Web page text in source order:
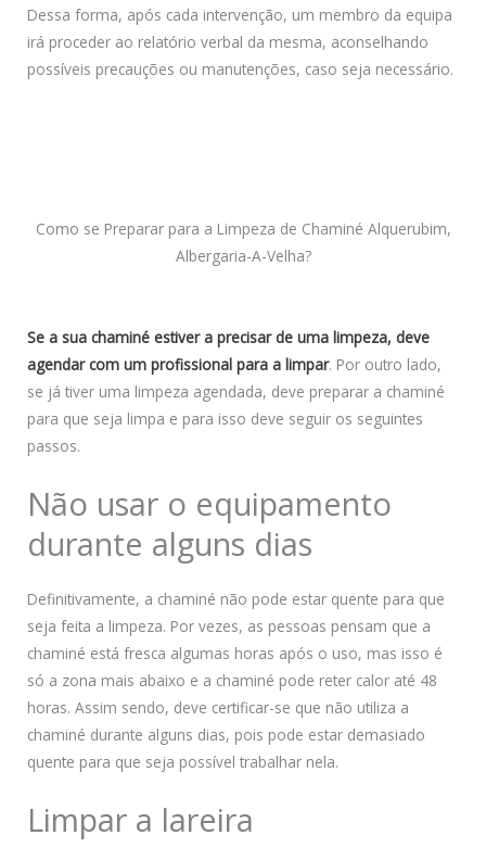
Dessa forma, após cada intervenção, um membro da equipa
irá proceder ao relatório verbal da mesma, aconselhando
possíveis precauções ou manutenções, caso seja necessário.
Como se Preparar para a Limpeza de Chaminé Alquerubim,
Albergaria-A-Velha?
Se a sua chaminé estiver a precisar de uma limpeza, deve
agendar com um profissional para a limpar. Por outro lado,
se já tiver uma limpeza agendada, deve preparar a chaminé
para que seja limpa e para isso deve seguir os seguintes
passos.
Não usar o equipamento
durante alguns dias
Definitivamente, a chaminé não pode estar quente para que
seja feita a limpeza. Por vezes, as pessoas pensam que a
chaminé está fresca algumas horas após o uso, mas isso é
só a zona mais abaixo e a chaminé pode reter calor até 48
horas. Assim sendo, deve certificar-se que não utiliza a
chaminé durante alguns dias, pois pode estar demasiado
quente para que seja possível trabalhar nela.
Limpar a lareira